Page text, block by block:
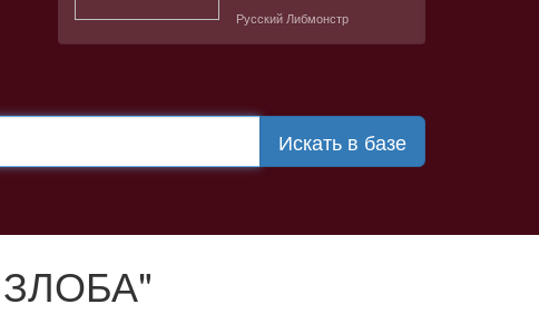
Русский Либмонстр
Искать в базе